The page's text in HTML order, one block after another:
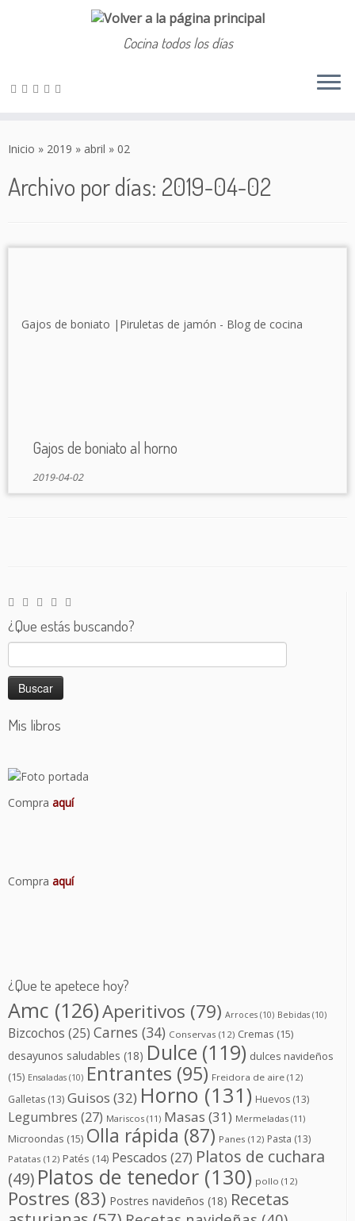
Cocina todos los días
Inicio » 2019 » abril » 02
Archivo por días: 2019-04-02
Gajos de boniato al horno
2019-04-02
¿Que estás buscando?
Buscar:
Mis libros
Compra aquí
Compra aquí
¿Que te apetece hoy?
Amc (126)Aperitivos (79) Arroces (10) Bebidas (10)
Bizcochos (25) Carnes (34) Conservas (12) Cremas (15)
desayunos saludables (18) Dulce (119) dulces navideños
(15) Ensaladas (10) Entrantes (95) Freidora de aire (12)
Galletas (13) Guisos (32) Horno (131) Huevos (13)
Legumbres (27) Mariscos (11) Masas (31) Mermeladas (11)
Microondas (15) Olla rápida (87) Panes (12) Pasta (13)
Patatas (12) Patés (14) Pescados (27) Platos de cuchara
(49) Platos de tenedor (130) pollo (12)
Postres (83) Postres navideños (18) Recetas